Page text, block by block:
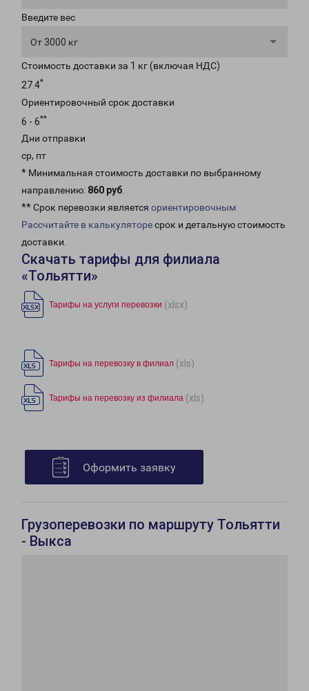
Введите вес
От 3000 кг
Стоимость доставки за 1 кг (включая НДС)
27.4*
Ориентировочный срок доставки
6 - 6**
Дни отправки
ср, пт
* Минимальная стоимость доставки по выбранному
направлению: 860 руб.
** Срок перевозки является ориентировочным
Рассчитайте в калькуляторесрок и детальную стоимость
доставки.
Скачать тарифы для филиала
«Тольятти»
Тарифы на услуги перевозки (xlsx)
Тарифы на перевозку в филиал (xls)
Тарифы на перевозку из филиала (xls)
Оформить заявку
Грузоперевозки по маршруту Тольятти
- Выкса